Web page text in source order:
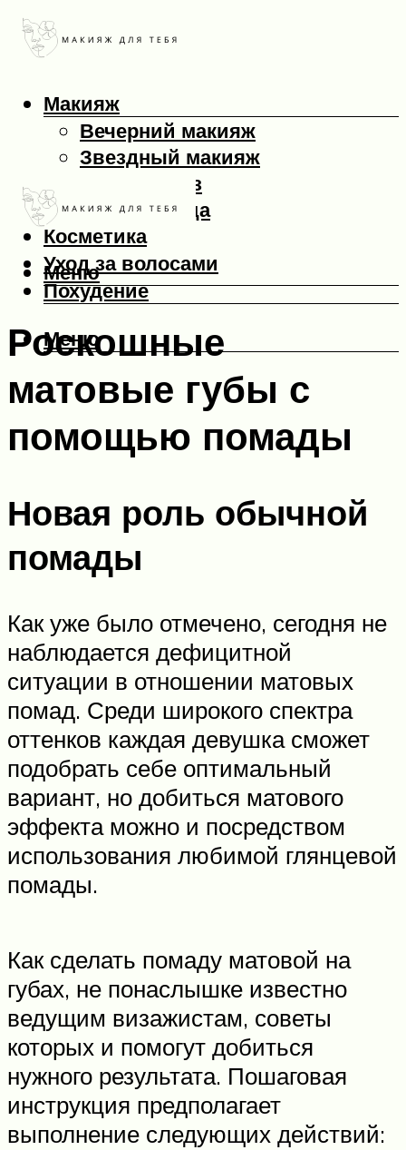
Макияж
Вечерний макияж
Звездный макияж
Макияж глаз
Макияж лица
Косметика
Уход за волосами
Похудение
Меню
Меню
Роскошные
матовые губы с
помощью помады
Новая роль обычной
помады
Как уже было отмечено, сегодня не
наблюдается дефицитной
ситуации в отношении матовых
помад. Среди широкого спектра
оттенков каждая девушка сможет
подобрать себе оптимальный
вариант, но добиться матового
эффекта можно и посредством
использования любимой глянцевой
помады.
Как сделать помаду матовой на
губах, не понаслышке известно
ведущим визажистам, советы
которых и помогут добиться
нужного результата. Пошаговая
инструкция предполагает
выполнение следующих действий: